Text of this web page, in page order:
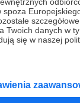
spoza
Twoich danych w
się w naszej
wsparcie za
im rozwijać
nowe